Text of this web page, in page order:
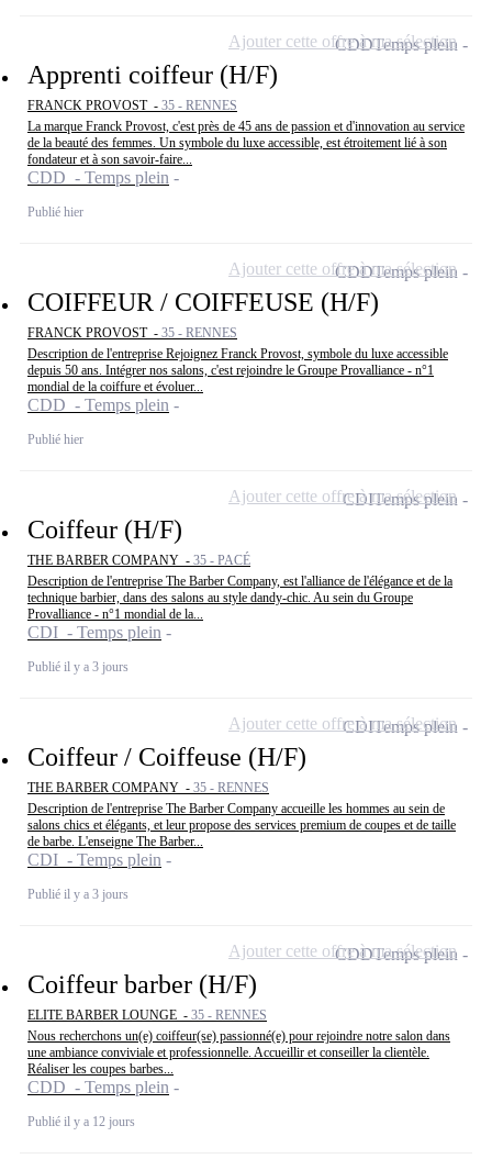
Apprenti coiffeur (H/F)
FRANCK PROVOST - 35 - RENNES
La marque Franck Provost, c'est près de 45 ans de passion et d'innovation au service
de la beauté des femmes. Un symbole du luxe accessible, est étroitement lié à son
fondateur et à son savoir-faire...
CDD - Temps plein
Publié hier
CDDTemps plein
Ajouter cette offre à ma sélection
COIFFEUR / COIFFEUSE (H/F)
FRANCK PROVOST - 35 - RENNES
Description de l'entreprise Rejoignez Franck Provost, symbole du luxe accessible
depuis 50 ans. Intégrer nos salons, c'est rejoindre le Groupe Provalliance - n°1
mondial de la coiffure et évoluer...
CDD - Temps plein
Publié hier
CDDTemps plein
Ajouter cette offre à ma sélection
Coiffeur (H/F)
THE BARBER COMPANY - 35 - PACÉ
Description de l'entreprise The Barber Company, est l'alliance de l'élégance et de la
technique barbier, dans des salons au style dandy-chic. Au sein du Groupe
Provalliance - n°1 mondial de la...
CDI - Temps plein
Publié il y a 3 jours
CDITemps plein
Ajouter cette offre à ma sélection
Coiffeur / Coiffeuse (H/F)
THE BARBER COMPANY - 35 - RENNES
Description de l'entreprise The Barber Company accueille les hommes au sein de
salons chics et élégants, et leur propose des services premium de coupes et de taille
de barbe. L'enseigne The Barber...
CDI - Temps plein
Publié il y a 3 jours
CDITemps plein
Ajouter cette offre à ma sélection
Coiffeur barber (H/F)
ELITE BARBER LOUNGE - 35 - RENNES
Nous recherchons un(e) coiffeur(se) passionné(e) pour rejoindre notre salon dans
une ambiance conviviale et professionnelle. Accueillir et conseiller la clientèle.
Réaliser les coupes barbes...
CDD - Temps plein
Publié il y a 12 jours
CDDTemps plein
Ajouter cette offre à ma sélection